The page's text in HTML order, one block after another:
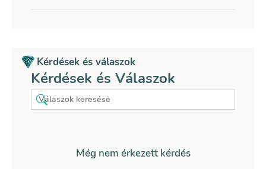
Kérdések és válaszok
Kérdések és Válaszok
Még nem érkezett kérdés